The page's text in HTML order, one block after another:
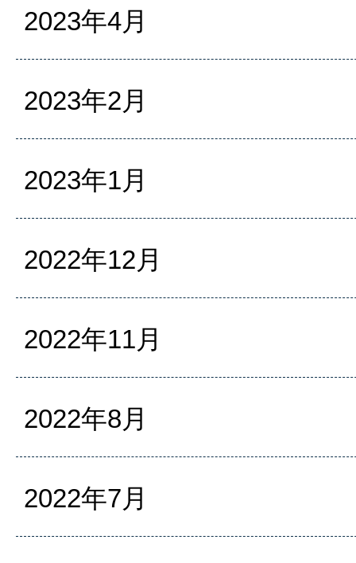
2023年4月
2023年2月
2023年1月
2022年12月
2022年11月
2022年8月
2022年7月